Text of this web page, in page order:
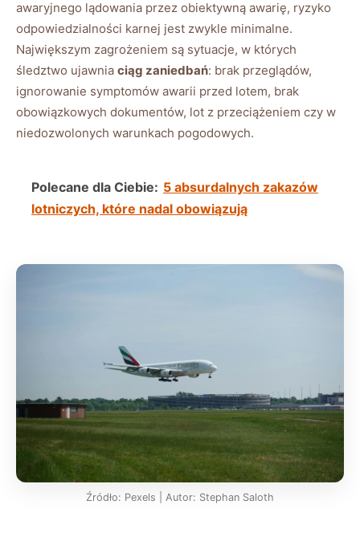
awaryjnego lądowania przez obiektywną awarię, ryzyko
odpowiedzialności karnej jest zwykle minimalne.
Największym zagrożeniem są sytuacje, w których
śledztwo ujawnia ciąg zaniedbań: brak przeglądów,
ignorowanie symptomów awarii przed lotem, brak
obowiązkowych dokumentów, lot z przeciążeniem czy w
niedozwolonych warunkach pogodowych.
Polecane dla Ciebie: 5 absurdalnych zakazów
lotniczych, które nadal obowiązują
Źródło: Pexels | Autor: Stephan Saloth